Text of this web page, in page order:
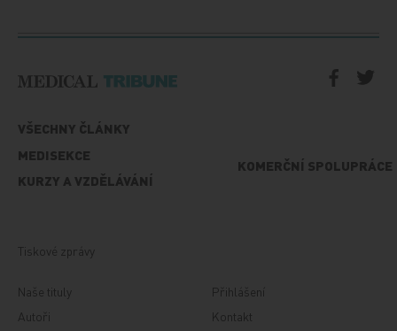
VŠECHNY ČLÁNKY
MEDISEKCE
KURZY A VZDĚLÁVÁNÍ
KOMERČNÍ SPOLUPRÁCE
Tiskové zprávy
Naše tituly
Autoři
Přihlášení
Kontakt